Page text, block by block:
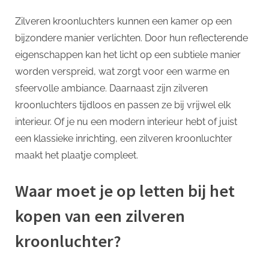
Zilveren kroonluchters kunnen een kamer op een
bijzondere manier verlichten. Door hun reflecterende
eigenschappen kan het licht op een subtiele manier
worden verspreid, wat zorgt voor een warme en
sfeervolle ambiance. Daarnaast zijn zilveren
kroonluchters tijdloos en passen ze bij vrijwel elk
interieur. Of je nu een modern interieur hebt of juist
een klassieke inrichting, een zilveren kroonluchter
maakt het plaatje compleet.
Waar moet je op letten bij het
kopen van een zilveren
kroonluchter?